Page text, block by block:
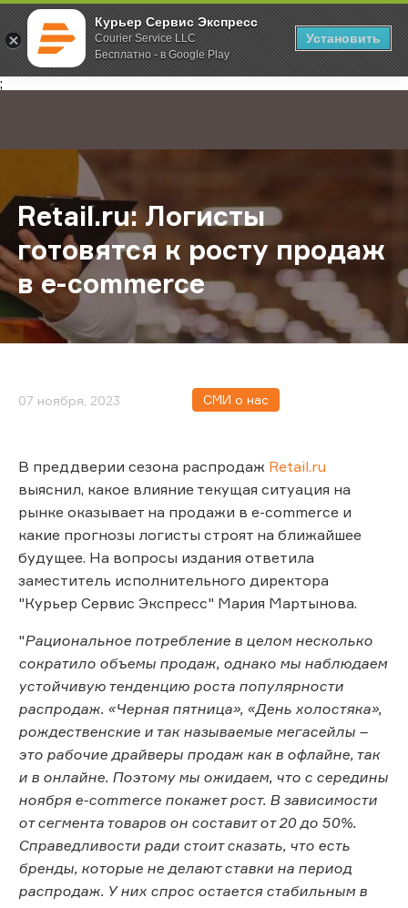
Курьер Сервис Экспресс
Courier Service LLC
Бесплатно - в Google Play
Установить
;
Главная О компании Новости Retail.ru: Логисты готовятся к
Retail.ru: Логисты
готовятся к росту продаж
в e-commerce
07 ноября, 2023 СМИ о нас
В преддверии сезона распродаж Retail.ru
выяснил, какое влияние текущая ситуация на
рынке оказывает на продажи в e-commerce и
какие прогнозы логисты строят на ближайшее
будущее. На вопросы издания ответила
заместитель исполнительного директора
"Курьер Сервис Экспресс" Мария Мартынова.
"Рациональное потребление в целом несколько
сократило объемы продаж, однако мы наблюдаем
устойчивую тенденцию роста популярности
распродаж. «Черная пятница», «День холостяка»,
рождественские и так называемые мегасейлы –
это рабочие драйверы продаж как в офлайне, так
и в онлайне. Поэтому мы ожидаем, что с середины
ноября e-commerce покажет рост. В зависимости
от сегмента товаров он составит от 20 до 50%.
Справедливости ради стоит сказать, что есть
бренды, которые не делают ставки на период
распродаж. У них спрос остается стабильным в